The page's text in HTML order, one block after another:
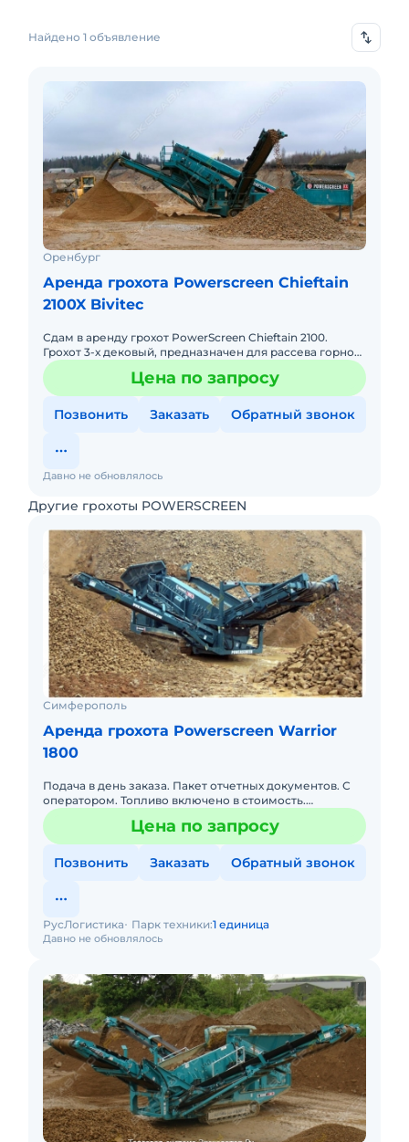
Найдено 1 объявление
Оренбург
Аренда грохота Powerscreen Chieftain
2100X Bivitec
Сдам в аренду грохот PowerScreen Chieftain 2100.
Грохот 3-х дековый, предназначен для рассева горной
массы на 3 фракции.
Цена по запросу
Позвонить Заказать Обратный звонок
Давно не обновлялось
Другие грохоты POWERSCREEN
Симферополь
Аренда грохота Powerscreen Warrior
1800
Подача в день заказа. Пакет отчетных документов. С
оператором. Топливо включено в стоимость.
Долгосрочная аренда.
Цена по запросу
Позвонить Заказать Обратный звонок
Давно не обновлялось
РусЛогистика Парк техники:1 единица